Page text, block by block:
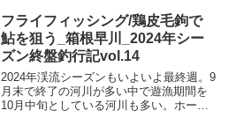
来るんだろうかと絶望感を感じるほどの
連日の暑さだったが、気が付けばセミの
鳴き声も聞こえなくなり、北海道では初
冠雪のニュースもみられ冬に向けた季節
の移行が確実に進んでいることが実感で
きる。とはいえ桂川の遊漁期間は9月末で
終了となるためいよいよタイムリミット
が間近となったきた。
フライフィッシング/鶏皮毛鉤で
鮎を狙う_箱根早川_2024年シー
ズン終盤釣行記vol.14
2024年渓流シーズンもいよいよ最終週。9
月末で終了の河川が多い中で遊漁期間を
10月中旬としている河川も多い。ホーム